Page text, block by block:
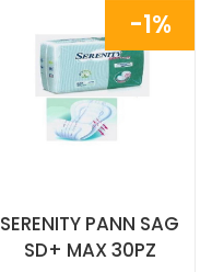
MAXI
30PZ NON
È
DISPONIBILE
SERENITY PANN SAG
SD+ MAX 30PZ
1%